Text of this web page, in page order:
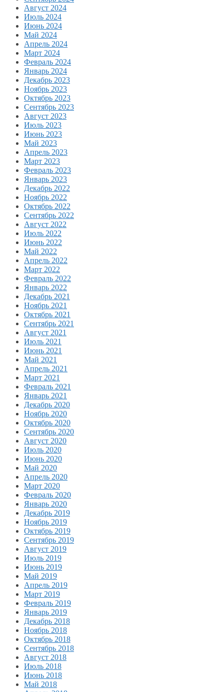
Август 2024
Июль 2024
Июнь 2024
Май 2024
Апрель 2024
Март 2024
Февраль 2024
Январь 2024
Декабрь 2023
Ноябрь 2023
Октябрь 2023
Сентябрь 2023
Август 2023
Июль 2023
Июнь 2023
Май 2023
Апрель 2023
Март 2023
Февраль 2023
Январь 2023
Декабрь 2022
Ноябрь 2022
Октябрь 2022
Сентябрь 2022
Август 2022
Июль 2022
Июнь 2022
Май 2022
Апрель 2022
Март 2022
Февраль 2022
Январь 2022
Декабрь 2021
Ноябрь 2021
Октябрь 2021
Сентябрь 2021
Август 2021
Июль 2021
Июнь 2021
Май 2021
Апрель 2021
Март 2021
Февраль 2021
Январь 2021
Декабрь 2020
Ноябрь 2020
Октябрь 2020
Сентябрь 2020
Август 2020
Июль 2020
Июнь 2020
Май 2020
Апрель 2020
Март 2020
Февраль 2020
Январь 2020
Декабрь 2019
Ноябрь 2019
Октябрь 2019
Сентябрь 2019
Август 2019
Июль 2019
Июнь 2019
Май 2019
Апрель 2019
Март 2019
Февраль 2019
Январь 2019
Декабрь 2018
Ноябрь 2018
Октябрь 2018
Сентябрь 2018
Август 2018
Июль 2018
Июнь 2018
Май 2018